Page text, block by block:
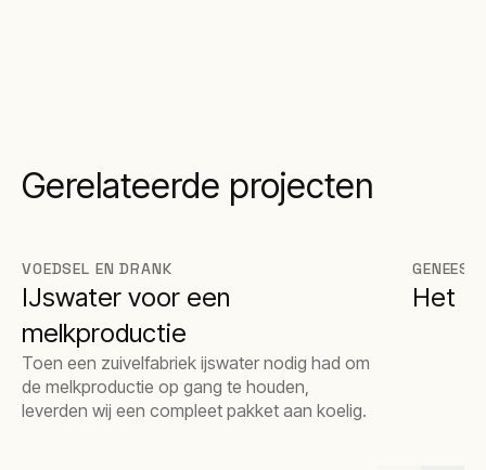
Gerelateerde projecten
VOEDSEL EN DRANK
IJswater voor een
melkproductie
Toen een zuivelfabriek ijswater nodig had om
de melkproductie op gang te houden,
leverden wij een compleet pakket aan koelig.
Het